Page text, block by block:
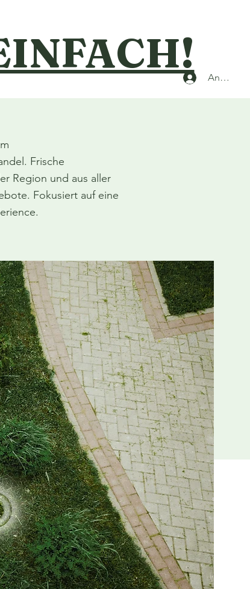
Frische
Region und aus aller
Fokusiert auf eine